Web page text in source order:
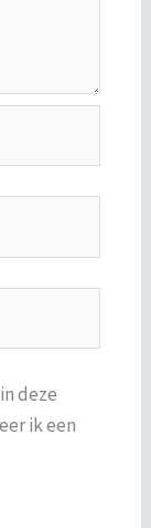
deze
ik een